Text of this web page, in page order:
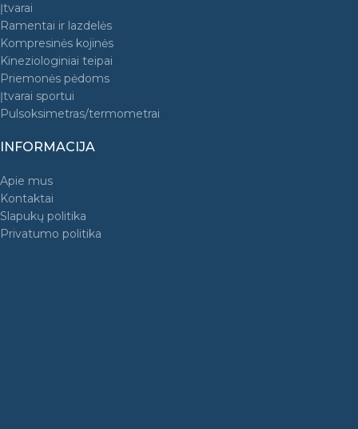
Įtvarai
Ramentai ir lazdelės
Kompresinės kojinės
Kineziologiniai teipai
Priemonės pėdoms
Įtvarai sportui
Pulsoksimetras/termometrai
INFORMACIJA
Apie mus
Kontaktai
Slapukų politika
Privatumo politika